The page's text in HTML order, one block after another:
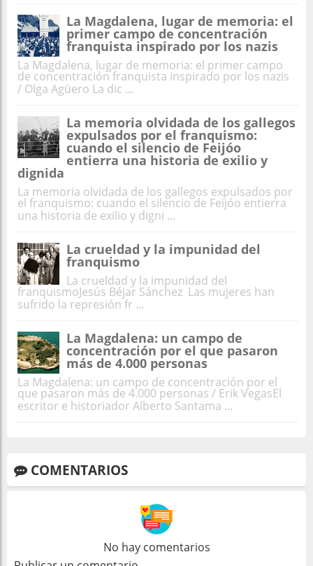
La Magdalena, lugar de memoria: el
primer campo de concentración
franquista inspirado por los nazis
La Magdalena, lugar de memoria: el primer campo
de concentración franquista inspirado por los nazis
/ Olga Agüero La dic ...
La memoria olvidada de los gallegos
expulsados por el franquismo:
cuando el silencio de Feijóo
entierra una historia de exilio y
dignida
La memoria olvidada de los gallegos expulsados por
el franquismo: cuando el silencio de Feijóo entierra
una historia de exilio y digni ...
La crueldad y la impunidad del
franquismo
La crueldad y la impunidad del
franquismoJesús Béjar Sánchez Las mujeres han
sufrido la represión fr ...
La Magdalena: un campo de
concentración por el que pasaron
más de 4.000 personas
La Magdalena: un campo de concentración por el
que pasaron más de 4.000 personas / Erik VegasEl
escritor e historiador Alberto Santama ...
COMENTARIOS
No hay comentarios